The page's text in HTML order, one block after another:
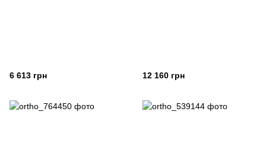
6 613 грн 12 160 грн